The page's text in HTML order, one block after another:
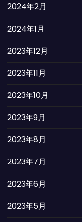
2024年2月
2024年1月
2023年12月
2023年11月
2023年10月
2023年9月
2023年8月
2023年7月
2023年6月
2023年5月